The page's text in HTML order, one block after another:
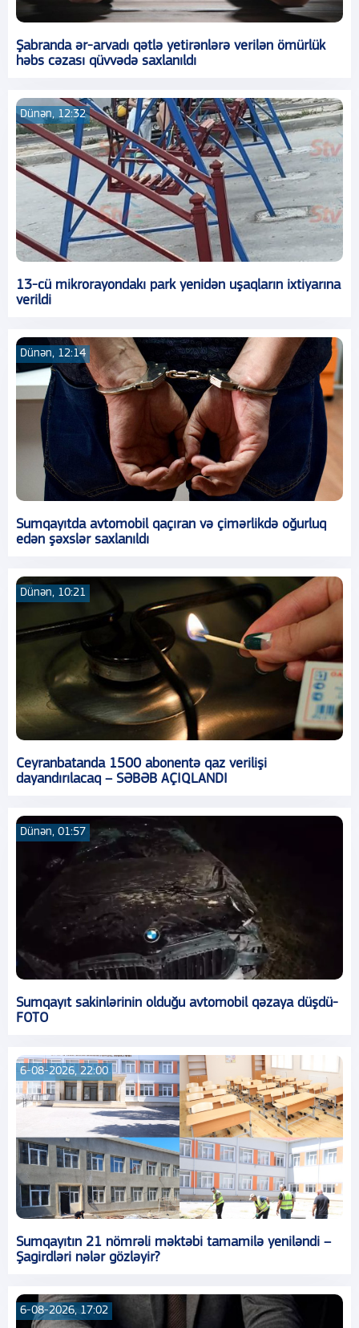
Şabranda ər-arvadı qətlə yetirənlərə verilən ömürlük
həbs cəzası qüvvədə saxlanıldı
Dünən, 12:32
13-cü mikrorayondakı park yenidən uşaqların ixtiyarına
verildi
Dünən, 12:14
Sumqayıtda avtomobil qaçıran və çimərlikdə oğurluq
edən şəxslər saxlanıldı
Dünən, 10:21
Ceyranbatanda 1500 abonentə qaz verilişi
dayandırılacaq – SƏBƏB AÇIQLANDI
Dünən, 01:57
Sumqayıt sakinlərinin olduğu avtomobil qəzaya düşdü-
FOTO
6-08-2026, 22:00
Sumqayıtın 21 nömrəli məktəbi tamamilə yeniləndi –
Şagirdləri nələr gözləyir?
6-08-2026, 17:02